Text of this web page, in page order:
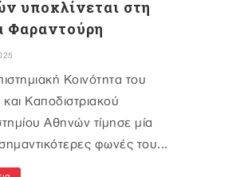
υποκλίνεται στη
Φαραντούρη
Κοινότητα του
και Καποδιστριακού
Αθηνών τίμησε μία
φωνές του...